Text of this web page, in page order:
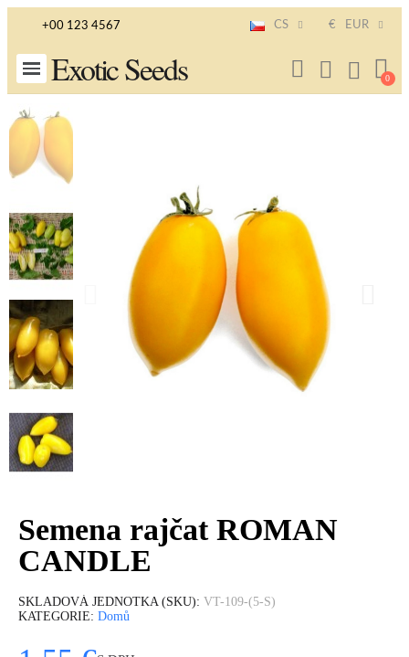
+00 123 4567 CS € EUR
Exotic Seeds
Semena rajčat ROMAN
CANDLE
SKLADOVÁ JEDNOTKA (SKU) VT-109-(5-S)
KATEGORIE Domů